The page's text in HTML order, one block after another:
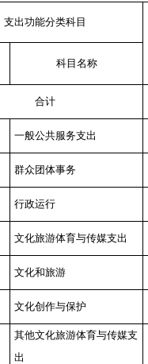
支出功能分类科目
科目名称
合计
一般公共服务支出
群众团体事务
行政运行
文化旅游体育与传媒支出
文化和旅游
文化创作与保护
其他文化旅游体育与传媒支
出